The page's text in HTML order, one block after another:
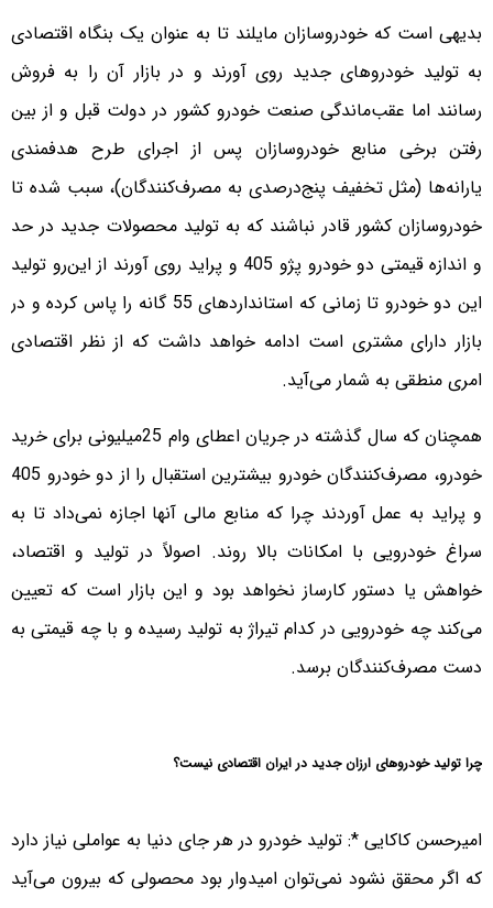
بدیهی است که خودروسازان مایلند تا به عنوان یک بنگاه اقتصادی
به تولید خودروهای جدید روی آورند و در بازار آن را به فروش
رسانند اما عقب‌ماندگی صنعت خودرو کشور در دولت قبل و از بین
رفتن برخی منابع خودروسازان پس از اجرای طرح هدفمندی
یارانه‌ها (مثل تخفیف پنج‌درصدی به مصرف‌کنندگان)، سبب شده تا
خودروسازان کشور قادر نباشند که به تولید محصولات جدید در حد
و اندازه قیمتی دو خودرو پژو 405 و پراید روی آورند از این‌رو تولید
این دو خودرو تا زمانی که استانداردهای 55 گانه را پاس کرده و در
بازار دارای مشتری است ادامه خواهد داشت که از نظر اقتصادی
امری منطقی به شمار می‌آید.
همچنان که سال گذشته در جریان اعطای وام 25‌‌میلیونی برای خرید
خودرو، مصرف‌کنندگان خودرو بیشترین استقبال را از دو خودرو 405
و پراید به عمل آوردند چرا که منابع مالی آنها اجازه نمی‌داد تا به
سراغ خودرویی با امکانات بالا روند. اصولاً در تولید و اقتصاد،
خواهش یا دستور کارساز نخواهد بود و این بازار است که تعیین
می‌کند چه خودرویی در کدام تیراژ به تولید رسیده و با چه قیمتی به
دست مصرف‌کنندگان برسد.
چرا تولید خودروهای ارزان جدید در ایران اقتصادی نیست؟
امیرحسن کاکایی *: تولید خودرو در هر جای دنیا به عواملی نیاز دارد
که اگر محقق نشود نمی‌توان امیدوار بود محصولی که بیرون می‌آید